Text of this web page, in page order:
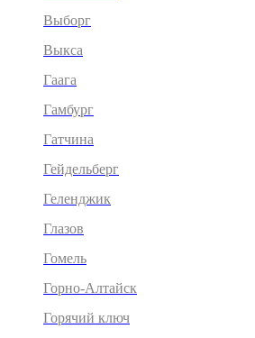
Выборг
Выкса
Гаага
Гамбург
Гатчина
Гейдельберг
Геленджик
Глазов
Гомель
Горно-Алтайск
Горячий ключ